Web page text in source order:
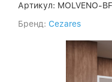
Артикул: MOLVENO-
Бренд: Cezares